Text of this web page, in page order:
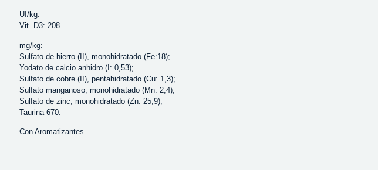
UI/kg:
Vit. D3: 208.
mg/kg:
Sulfato de hierro (II), monohidratado (Fe:18);
Yodato de calcio anhidro (I: 0,53);
Sulfato de cobre (II), pentahidratado (Cu: 1,3);
Sulfato manganoso, monohidratado (Mn: 2,4);
Sulfato de zinc, monohidratado (Zn: 25,9);
Taurina 670.
Con Aromatizantes.